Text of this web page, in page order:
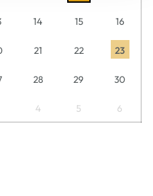
14 15 16
21 22 23
28 29 30
4 5 6